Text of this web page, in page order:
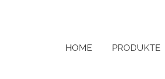
HOME PRODUKTE